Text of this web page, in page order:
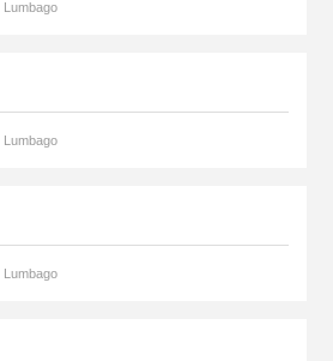
Lumbago
Lumbago
Lumbago